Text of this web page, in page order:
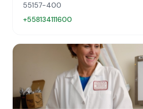
55157-400
+558134111600